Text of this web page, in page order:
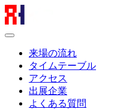
来場の流れ
タイムテーブル
アクセス
出展企業
よくある質問